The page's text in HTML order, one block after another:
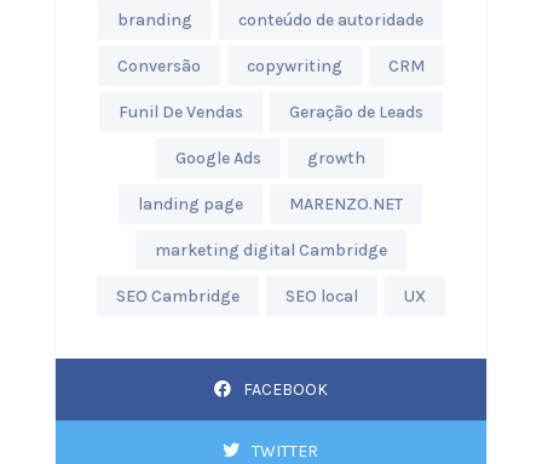
branding conteúdo de autoridade
Conversão copywriting CRM
Funil De Vendas Geração de Leads
Google Ads growth
landing page MARENZO.NET
marketing digital Cambridge
SEO Cambridge SEO local UX
FACEBOOK
TWITTER